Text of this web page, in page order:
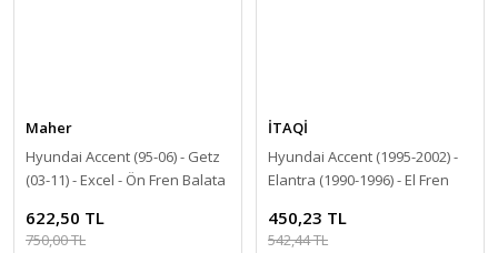
Maher
Hyundai Accent (95-06) - Getz
(03-11) - Excel - Ön Fren Balata
622,50 TL
750,00 TL
İTAQİ
Hyundai Accent (1995-2002) -
Elantra (1990-1996) - El Fren
450,23 TL
542,44 TL